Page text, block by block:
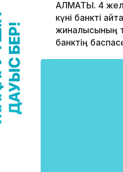
АЛМАТЫ. 4
күні банкті
жиналысының
банктің